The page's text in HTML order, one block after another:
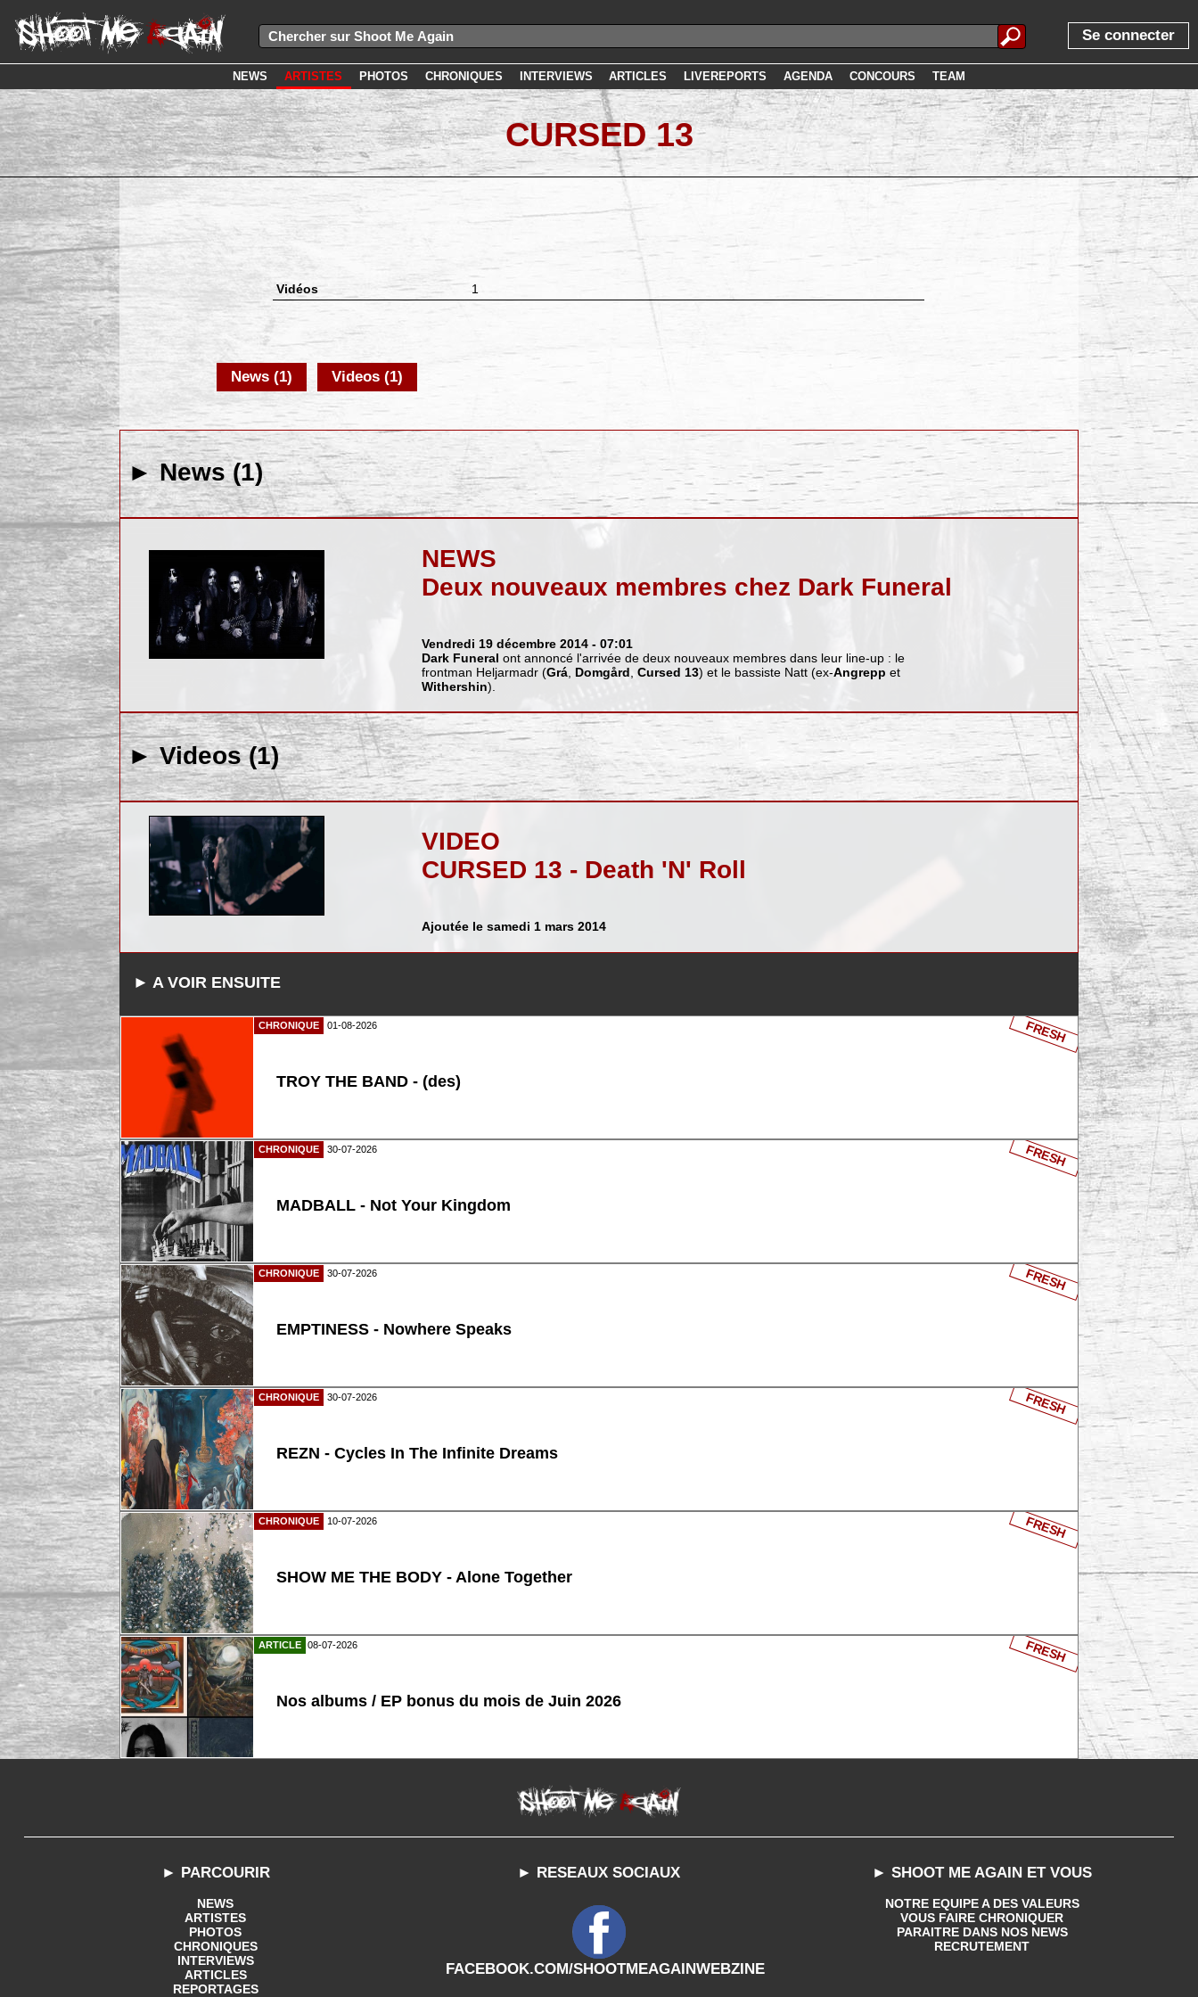
Se connecter
NEWS ARTISTES PHOTOS CHRONIQUES INTERVIEWS ARTICLES LIVEREPORTS AGENDA CONCOURS TEAM
CURSED 13
Vidéos 1
News (1) Videos (1)
► News (1)
NEWS
Deux nouveaux membres chez Dark Funeral
Vendredi 19 décembre 2014 - 07:01
Dark Funeral ont annoncé l'arrivée de deux nouveaux membres dans leur line-up : le
frontman Heljarmadr (Grá, Domgård Cursed 13) et le bassiste Natt (ex-Angrepp et
Withershin).
► Videos (1)
VIDEO
CURSED 13 - Death 'N' Roll
Ajoutée le samedi 1 mars 2014
► A VOIR ENSUITE
CHRONIQUE 01-08-2026
TROY THE BAND - (des)
FRESH
CHRONIQUE 30-07-2026
MADBALL - Not Your Kingdom
FRESH
CHRONIQUE 30-07-2026
EMPTINESS - Nowhere Speaks
FRESH
CHRONIQUE 30-07-2026
REZN - Cycles In The Infinite Dreams
FRESH
CHRONIQUE 10-07-2026
SHOW ME THE BODY - Alone Together
FRESH
ARTICLE 08-07-2026
Nos albums / EP bonus du mois de Juin 2026
FRESH
► PARCOURIR
NEWS
ARTISTES
PHOTOS
CHRONIQUES
INTERVIEWS
ARTICLES
REPORTAGES
► RESEAUX SOCIAUX
FACEBOOK.COM/SHOOTMEAGAINWEBZINE
► SHOOT ME AGAIN ET VOUS
NOTRE EQUIPE A DES VALEURS
VOUS FAIRE CHRONIQUER
PARAITRE DANS NOS NEWS
RECRUTEMENT